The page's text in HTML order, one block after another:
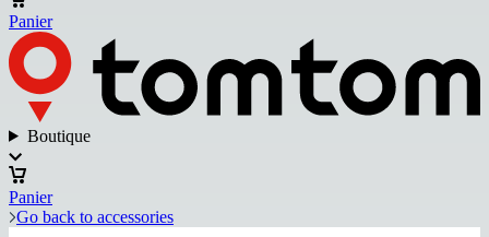
Panier
Boutique
Panier
Go back to accessories